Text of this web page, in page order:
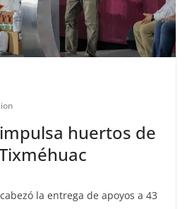
huertos de
la entrega de apoyos a 43